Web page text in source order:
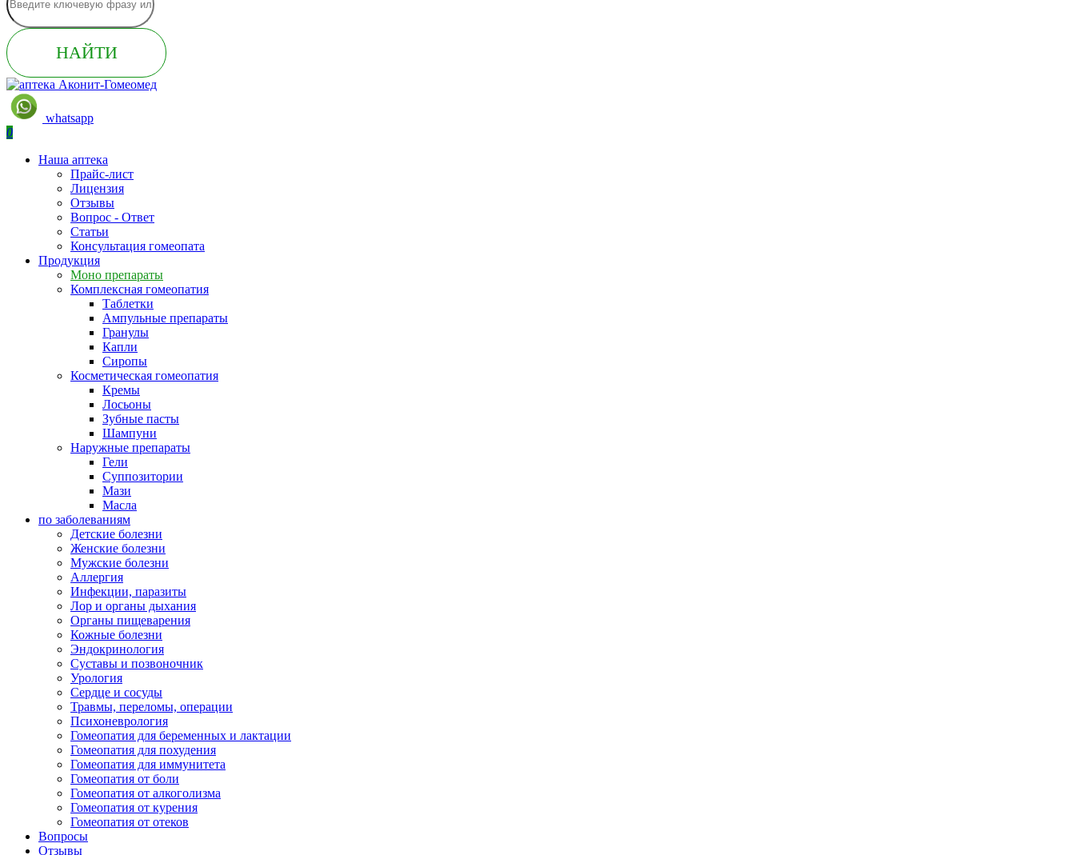
НАЙТИ
whatsapp
0
Наша аптека
Прайс-лист
Лицензия
Отзывы
Вопрос - Ответ
Статьи
Консультация гомеопата
Продукция
Моно препараты
Комплексная гомеопатия
Таблетки
Ампульные препараты
Гранулы
Капли
Сиропы
Косметическая гомеопатия
Кремы
Лосьоны
Зубные пасты
Шампуни
Наружные препараты
Гели
Суппозитории
Мази
Масла
по заболеваниям
Детские болезни
Женские болезни
Мужские болезни
Аллергия
Инфекции, паразиты
Лор и органы дыхания
Органы пищеварения
Кожные болезни
Эндокринология
Суставы и позвоночник
Урология
Сердце и сосуды
Травмы, переломы, операции
Психоневрология
Гомеопатия для беременных и лактации
Гомеопатия для похудения
Гомеопатия для иммунитета
Гомеопатия от боли
Гомеопатия от алкоголизма
Гомеопатия от курения
Гомеопатия от отеков
Вопросы
Отзывы